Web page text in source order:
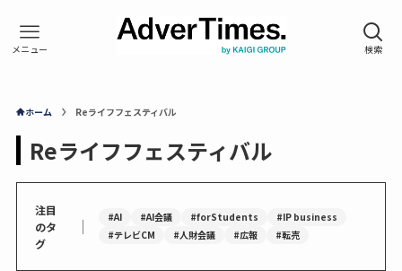
ホーム Reライフフェスティバル
Reライフフェスティバル
注目
のタ
グ
｜ #AI #AI会議 #forStudents
#IP business
#テレビCM
#人財会議 #広報 #転売